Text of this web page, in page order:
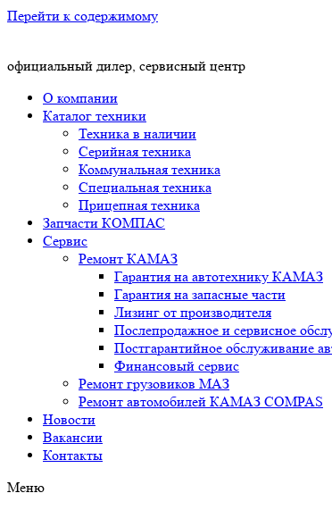
Перейти к содержимому
официальный дилер, сервисный центр
О компании
Каталог техники
Техника в наличии
Серийная техника
Коммунальная техника
Специальная техника
Прицепная техника
Запчасти КОМПАС
Сервис
Ремонт КАМАЗ
Гарантия на автотехнику КАМАЗ
Гарантия на запасные части
Лизинг от производителя
Послепродажное и сервисное
Постгарантийное обслуживание
Финансовый сервис
Ремонт грузовиков МАЗ
Ремонт автомобилей КАМАЗ COMPAS
Новости
Вакансии
Контакты
Меню